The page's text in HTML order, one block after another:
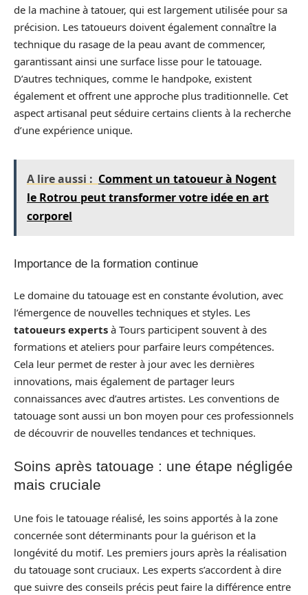
de la machine à tatouer, qui est largement utilisée pour sa
précision. Les tatoueurs doivent également connaître la
technique du rasage de la peau avant de commencer,
garantissant ainsi une surface lisse pour le tatouage.
D’autres techniques, comme le handpoke, existent
également et offrent une approche plus traditionnelle. Cet
aspect artisanal peut séduire certains clients à la recherche
d’une expérience unique.
A lire aussi : Comment un tatoueur à Nogent
le Rotrou peut transformer votre idée en art
corporel
Importance de la formation continue
Le domaine du tatouage est en constante évolution, avec
l’émergence de nouvelles techniques et styles. Les
tatoueurs experts à Tours participent souvent à des
formations et ateliers pour parfaire leurs compétences.
Cela leur permet de rester à jour avec les dernières
innovations, mais également de partager leurs
connaissances avec d’autres artistes. Les conventions de
tatouage sont aussi un bon moyen pour ces professionnels
de découvrir de nouvelles tendances et techniques.
Soins après tatouage : une étape négligée
mais cruciale
Une fois le tatouage réalisé, les soins apportés à la zone
concernée sont déterminants pour la guérison et la
longévité du motif. Les premiers jours après la réalisation
du tatouage sont cruciaux. Les experts s’accordent à dire
que suivre des conseils précis peut faire la différence entre